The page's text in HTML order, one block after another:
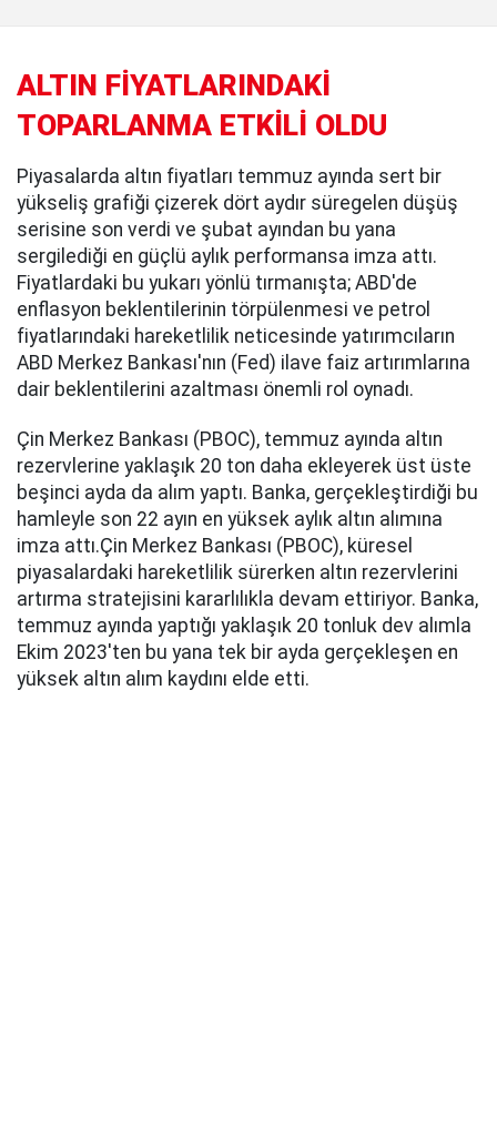
ALTIN FİYATLARINDAKİ
TOPARLANMA ETKİLİ OLDU
Piyasalarda altın fiyatları temmuz ayında sert bir
yükseliş grafiği çizerek dört aydır süregelen düşüş
serisine son verdi ve şubat ayından bu yana
sergilediği en güçlü aylık performansa imza attı.
Fiyatlardaki bu yukarı yönlü tırmanışta; ABD'de
enflasyon beklentilerinin törpülenmesi ve petrol
fiyatlarındaki hareketlilik neticesinde yatırımcıların
ABD Merkez Bankası'nın (Fed) ilave faiz artırımlarına
dair beklentilerini azaltması önemli rol oynadı.
Çin Merkez Bankası (PBOC), temmuz ayında altın
rezervlerine yaklaşık 20 ton daha ekleyerek üst üste
beşinci ayda da alım yaptı. Banka, gerçekleştirdiği bu
hamleyle son 22 ayın en yüksek aylık altın alımına
imza attı.Çin Merkez Bankası (PBOC), küresel
piyasalardaki hareketlilik sürerken altın rezervlerini
artırma stratejisini kararlılıkla devam ettiriyor. Banka,
temmuz ayında yaptığı yaklaşık 20 tonluk dev alımla
Ekim 2023'ten bu yana tek bir ayda gerçekleşen en
yüksek altın alım kaydını elde etti.